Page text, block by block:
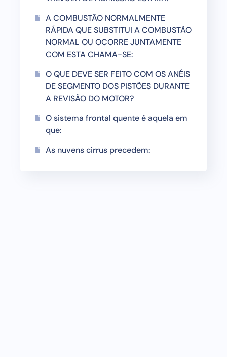
A COMBUSTÃO NORMALMENTE
RÁPIDA QUE SUBSTITUI A COMBUSTÃO
NORMAL OU OCORRE JUNTAMENTE
COM ESTA CHAMA-SE:
O QUE DEVE SER FEITO COM OS ANÉIS
DE SEGMENTO DOS PISTÕES DURANTE
A REVISÃO DO MOTOR?
O sistema frontal quente é aquela em
que:
As nuvens cirrus precedem: